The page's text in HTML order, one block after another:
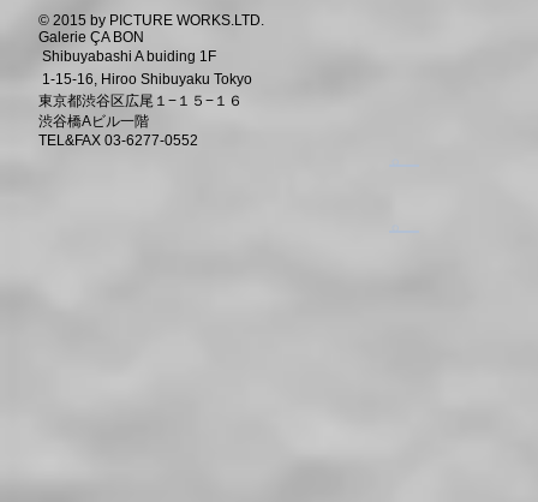
© 2015 by PICTURE WORKS.LTD.
Galerie ÇA BON
Shibuyabashi A buiding 1F
1-15-16, Hiroo Shibuyaku Tokyo
東京都渋谷区広尾１−１５−１６
渋谷橋Aビル一階
TEL&FAX 03-6277-0552